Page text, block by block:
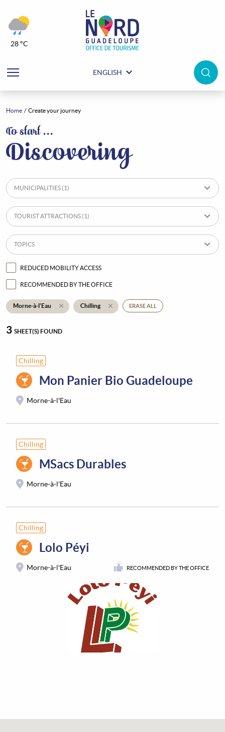
ENGLISH
28 °C
Home Create your journey
Create your journey
To start …
Discovering
MUNICIPALITIES (1)
TOURIST ATTRACTIONS (1)
TOPICS
REDUCED MOBILITY ACCESS
RECOMMENDED BY THE OFFICE
Morne-à-l'Eau Chilling ERASE ALL
3 SHEET(S) FOUND
Chilling
Mon Panier Bio Guadeloupe
Morne-à-l'Eau
Chilling
MSacs Durables
Morne-à-l'Eau
Chilling
Lolo Péyi
Morne-à-l'Eau RECOMMENDED BY THE OFFICE